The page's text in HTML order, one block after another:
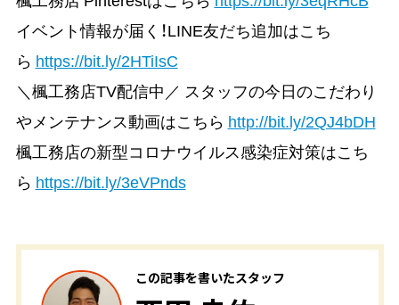
イベント情報が届く！LINE友だち追加はこち
ら https://bit.ly/2HTiIsC
＼楓工務店TV配信中／ スタッフの今日のこだわり
やメンテナンス動画はこちら http://bit.ly/2QJ4bDH
楓工務店の新型コロナウイルス感染症対策はこち
ら https://bit.ly/3eVPnds
この記事を書いたスタッフ